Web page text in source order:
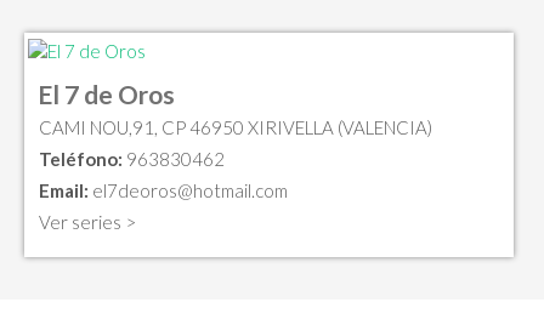
El 7 de Oros
CAMI NOU,91, CP 46950 XIRIVELLA (VALENCIA)
Teléfono: 963830462
Email: el7deoros@hotmail.com
Ver series >